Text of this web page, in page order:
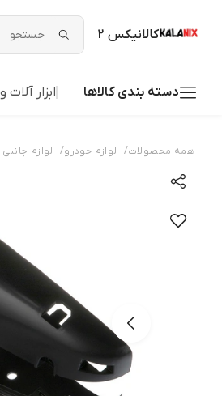
کالانیکس 2
دسته بندی کالاها ابزار
همه محصولات/ لوازم خودرو/ لوازم